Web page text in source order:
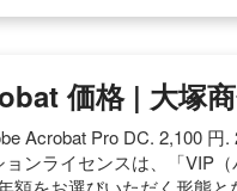
価格 | 大塚
Acrobat Pro DC. 2,100 円
ンライセンスは、「VIP